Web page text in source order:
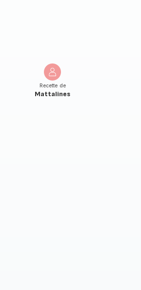
Recette de
Mattalines